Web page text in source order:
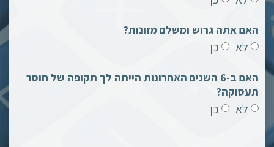
האם אתה גרוש ומשלם מזונות?
לא כן
האם ב-6 השנים האחרונות הייתה לך תקופה של חוסר
תעסוקה?
לא כן